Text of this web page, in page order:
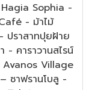
Sophia -
- ม้าไม้
ปราสาทปุยฝ้าย
คาราวานสไรน์
Village
ซาฟรานโบลู -